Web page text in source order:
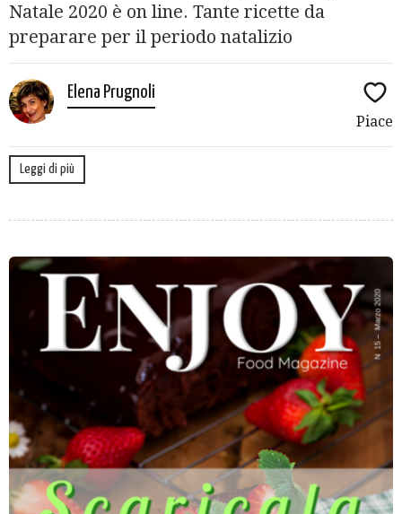
Natale 2020 è on line. Tante ricette da
preparare per il periodo natalizio
Elena Prugnoli
Piace
Leggi di più